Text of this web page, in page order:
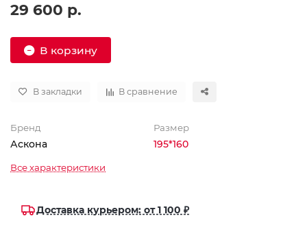
29 600 р.
В корзину
В закладки В сравнение
Бренд
Аскона
Размер
195*160
Все характеристики
Доставка курьером: от 1 100 ₽